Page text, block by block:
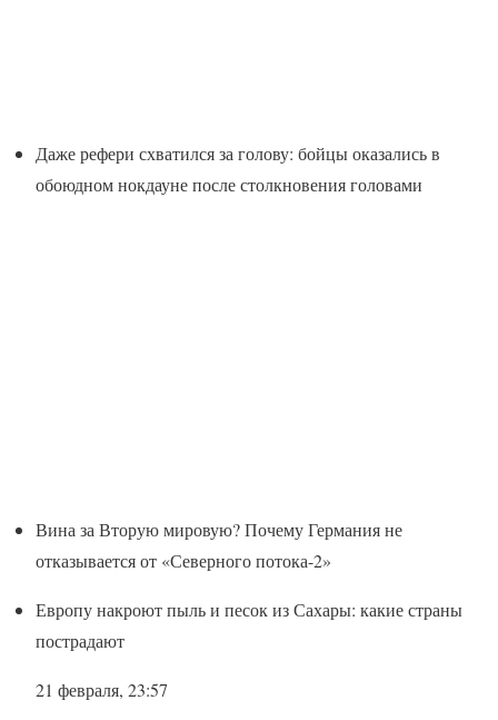
Даже рефери схватился за голову: бойцы оказались в
обоюдном нокдауне после столкновения головами
Вина за Вторую мировую? Почему Германия не
отказывается от «Северного потока-2»
Европу накроют пыль и песок из Сахары: какие страны
пострадают
21 февраля, 23:57